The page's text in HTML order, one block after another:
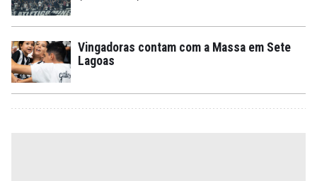
Vingadoras contam com a Massa em Sete
Lagoas